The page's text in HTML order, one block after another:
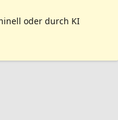
oder durch KI